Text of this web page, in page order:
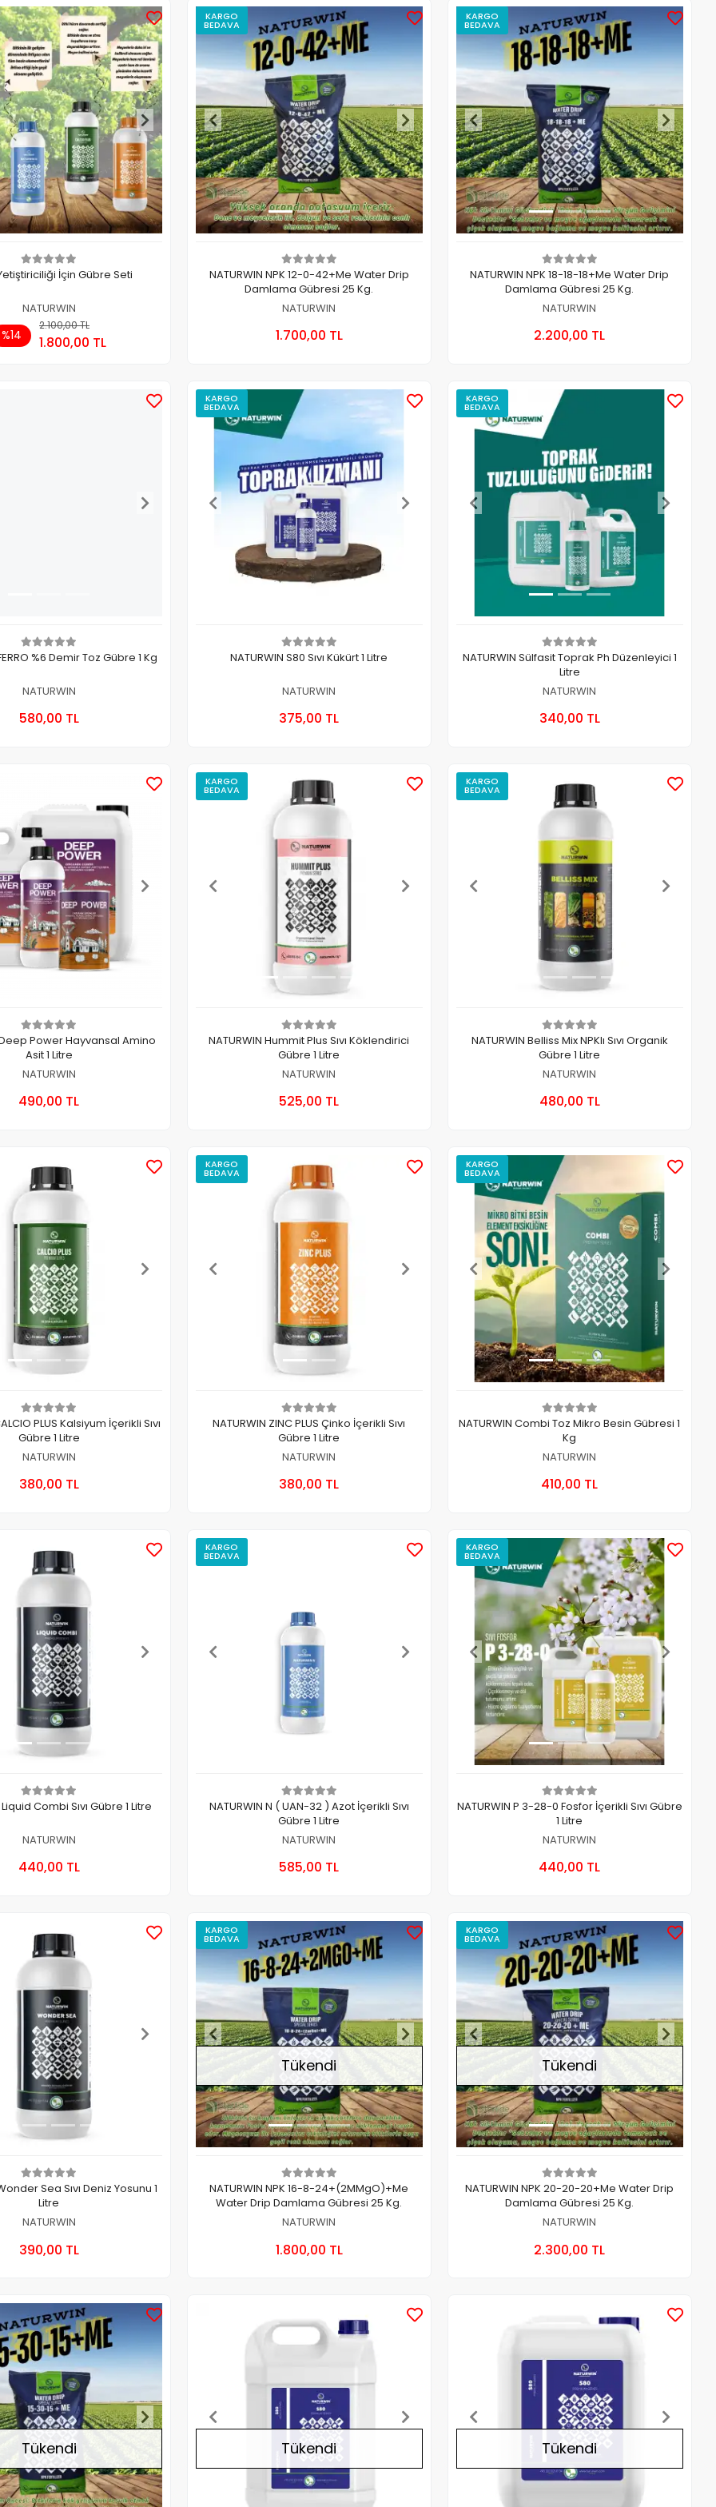
İçin Gübre Seti
NATURWIN
%14
2.100,00 TL
1.800,00 TL
Sepete Ekle
KARGO
BEDAVA
NATURWIN NPK 12-0-42+Me Water Drip
Damlama Gübresi 25 Kg.
NATURWIN
1.700,00 TL
KARGO
BEDAVA
NATURWIN NPK 18-18-18+Me Water Drip
Damlama Gübresi 25 Kg.
NATURWIN
2.200,00 TL
%6 Demir Toz Gübre 1 Kg
NATURWIN
580,00 TL
KARGO
BEDAVA
NATURWIN S80 Sıvı Kükürt 1 Litre
NATURWIN
375,00 TL
KARGO
BEDAVA
NATURWIN Sülfasit Toprak Ph Düzenleyici 1
Litre
NATURWIN
340,00 TL
Deep Power Hayvansal Amino
Asit 1 Litre
NATURWIN
490,00 TL
KARGO
BEDAVA
NATURWIN Hummit Plus Sıvı Köklendirici
Gübre 1 Litre
NATURWIN
525,00 TL
KARGO
BEDAVA
NATURWIN Belliss Mix NPKlı Sıvı Organik
Gübre 1 Litre
NATURWIN
480,00 TL
PLUS Kalsiyum İçerikli Sıvı
Gübre 1 Litre
NATURWIN
380,00 TL
KARGO
BEDAVA
NATURWIN ZINC PLUS Çinko İçerikli Sıvı
Gübre 1 Litre
NATURWIN
380,00 TL
KARGO
BEDAVA
NATURWIN Combi Toz Mikro Besin Gübresi 1
Kg
NATURWIN
410,00 TL
Combi Sıvı Gübre 1 Litre
NATURWIN
440,00 TL
KARGO
BEDAVA
NATURWIN N ( UAN-32 ) Azot İçerikli Sıvı
Gübre 1 Litre
NATURWIN
585,00 TL
KARGO
BEDAVA
NATURWIN P 3-28-0 Fosfor İçerikli Sıvı Gübre
1 Litre
NATURWIN
440,00 TL
Sea Sıvı Deniz Yosunu 1
Litre
NATURWIN
390,00 TL
KARGO
BEDAVA Stokta Yok
Tükendi
NATURWIN NPK 16-8-24+(2MMgO)+Me
Water Drip Damlama Gübresi 25 Kg.
NATURWIN
1.800,00 TL
KARGO
BEDAVA Stokta Yok
Tükendi
NATURWIN NPK 20-20-20+Me Water Drip
Damlama Gübresi 25 Kg.
NATURWIN
2.300,00 TL
Stokta Yok
Tükendi
Stokta Yok
Tükendi
Stokta Yok
Tükendi